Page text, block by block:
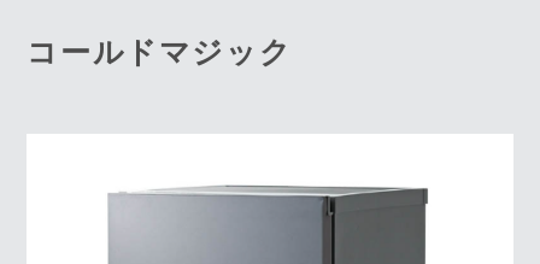
コールドマジック